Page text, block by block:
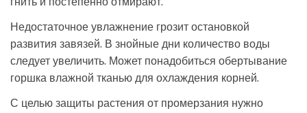
Недостаточное увлажнение грозит остановкой
развития завязей. В знойные дни количество воды
следует увеличить. Может понадобиться обертывание
горшка влажной тканью для охлаждения корней.
С целью защиты растения от промерзания нужно